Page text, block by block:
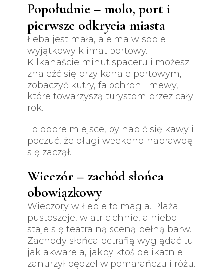
Popołudnie – molo, port i
pierwsze odkrycia miasta
Łeba jest mała, ale ma w sobie
wyjątkowy klimat portowy.
Kilkanaście minut spaceru i możesz
znaleźć się przy kanale portowym,
zobaczyć kutry, falochron i mewy,
które towarzyszą turystom przez cały
rok.
To dobre miejsce, by napić się kawy i
poczuć, że długi weekend naprawdę
się zaczął.
Wieczór – zachód słońca
obowiązkowy
Wieczory w Łebie to magia. Plaża
pustoszeje, wiatr cichnie, a niebo
staje się teatralną sceną pełną barw.
Zachody słońca potrafią wyglądać tu
jak akwarela, jakby ktoś delikatnie
zanurzył pędzel w pomarańczu i różu.